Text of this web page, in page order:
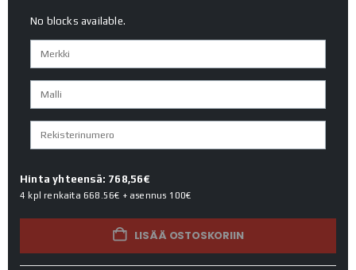
No blocks available.
Hinta yhteensä: 768,56€
4 kpl renkaita 668.56€ + asennus 100€
LISÄÄ OSTOSKORIIN